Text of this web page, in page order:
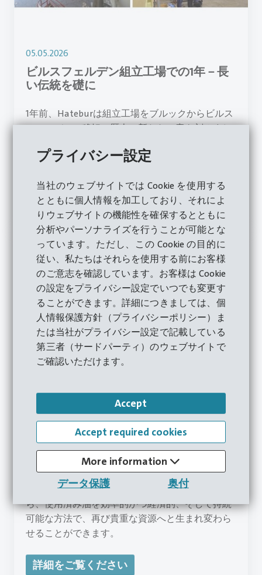
プライバシー設定
当社のウェブサイトでは Cookie を使用する
とともに個人情報を加工しており、それによ
りウェブサイトの機能性を確保するとともに
分析やパーソナライズを行うことが可能とな
っています。ただし、この Cookie の目的に
従い、私たちはそれらを使用する前にお客様
のご意志を確認しています。お客様は Cookie
の設定をプライバシー設定でいつでも変更す
ることができます。詳細につきましては、個
人情報保護方針（プライバシーポリシー）ま
たは当社がプライバシー設定で記載している
第三者（サードパーティ）のウェブサイトで
ご確認いただけます。
Accept
Accept required cookies
More information
データ保護
奥付
05.05.2026
ビルスフェルデン組立工場での1年－長
い伝統を礎に
1年前、Hateburは組立工場をブルックからビルス
フェルデンへ移転、歴史に新たな一章を刻みまし
た今日、この移行は成功したことが明らかになっ
詳細をご覧ください
05.05.2026
(潤滑油再生システム)
原油価格の高騰、コスト圧力の増大、そしてサス
テナビリティ要件の厳格化は、メタルフォーミン
グ技術に新たな課題をもたらしています。もし使
用済み潤滑油の最大90％を再利用できるとした
ら？HateburのORS（潤滑油再生システム）な
ら、使用済み油を効率的かつ経済的、そして持続
可能な方法で、再び貴重な資源へと生まれ変わら
せることができます。
詳細をご覧ください